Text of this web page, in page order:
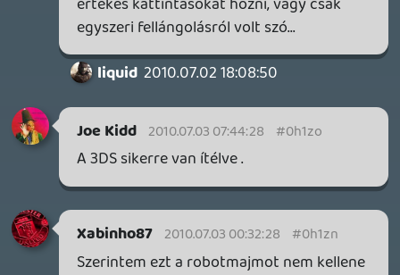
Remélem a Sony podcastbe God of War
muzsika lesz és majd a Robotmajom jól
leutánozza. 😃
keviny
Csatlakozom az "öljük meg a robotmajmot"
fan clubhoz. Fákk, robotmakesz!
Zeldával kapcsolatban sajnos igazatok
van, ez nem BEJELENTÉS volt, hanem egy
rosszul sikerült techdemó.